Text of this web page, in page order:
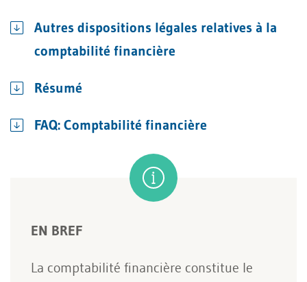
Autres dispositions légales relatives à la
comptabilité financière
Résumé
FAQ: Comptabilité financière
EN BREF
La comptabilité financière constitue le